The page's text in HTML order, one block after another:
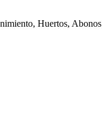
Huertos, Abonos